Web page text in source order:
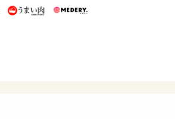
うまいパン うまい肉